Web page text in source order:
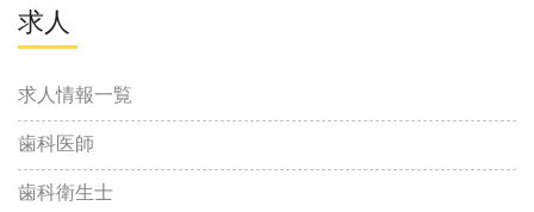
求人
求人情報一覧
歯科医師
歯科衛生士